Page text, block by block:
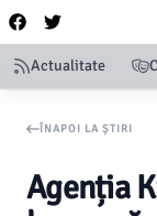
Actualitate
ÎNAPOI LA ȘTIRI
Agenția